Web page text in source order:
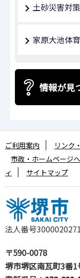
土砂災害対策
家原大池体
情報が見
法人番号
〒590-0078
堺市堺区南瓦町3番1
ご利用案内 リンク
市政・ホームページ
ィ
サイトマップ